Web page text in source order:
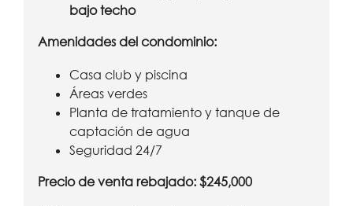
bajo techo
Amenidades del condominio:
Casa club y piscina
Áreas verdes
Planta de tratamiento y tanque de
captación de agua
Seguridad 24/7
Precio de venta rebajado: $245,000